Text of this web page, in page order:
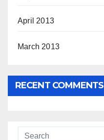
April 2013
March 2013
RECENT COMMENTS